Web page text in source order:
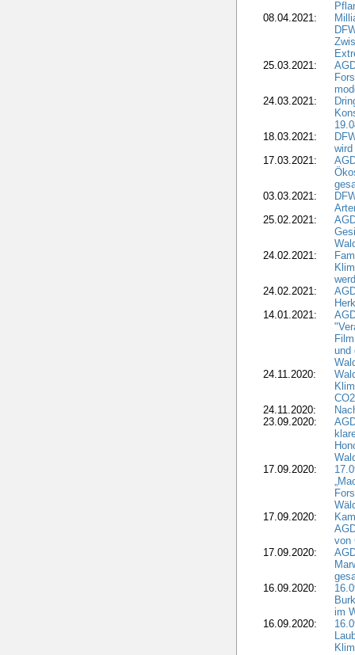
08.04.2021:
25.03.2021:
24.03.2021:
18.03.2021:
17.03.2021:
03.03.2021:
25.02.2021:
24.02.2021:
24.02.2021:
14.01.2021:
und
24.11.2020:
24.11.2020:
23.09.2020:
17.09.2020:
17.09.2020:
von
17.09.2020:
16.09.2020:
im
16.09.2020: